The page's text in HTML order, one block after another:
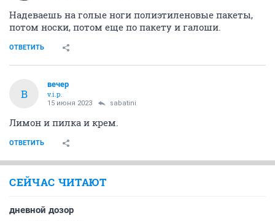
Надеваешь на голые ноги полиэтиленовые пакеты,
потом носки, потом еще по пакету и галоши.
ОТВЕТИТЬ
В
вечер
v.i.p.
15 июня 2023 sabatini
Лимон и пилка и крем.
ОТВЕТИТЬ
СЕЙЧАС ЧИТАЮТ
дневной дозор